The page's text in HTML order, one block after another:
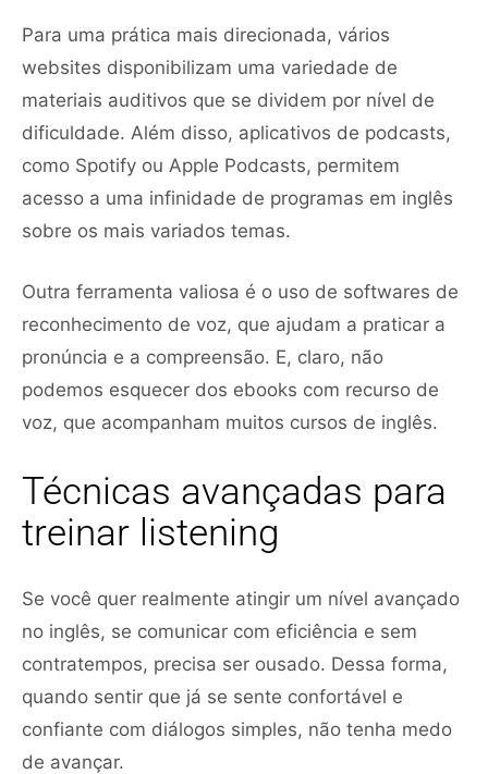
Para uma prática mais direcionada, vários
websites disponibilizam uma variedade de
materiais auditivos que se dividem por nível de
dificuldade. Além disso, aplicativos de podcasts,
como Spotify ou Apple Podcasts, permitem
acesso a uma infinidade de programas em inglês
sobre os mais variados temas.
Outra ferramenta valiosa é o uso de softwares de
reconhecimento de voz, que ajudam a praticar a
pronúncia e a compreensão. E, claro, não
podemos esquecer dos ebooks com recurso de
voz, que acompanham muitos cursos de inglês.
Técnicas avançadas para
treinar listening
Se você quer realmente atingir um nível avançado
no inglês, se comunicar com eficiência e sem
contratempos, precisa ser ousado. Dessa forma,
quando sentir que já se sente confortável e
confiante com diálogos simples, não tenha medo
de avançar.